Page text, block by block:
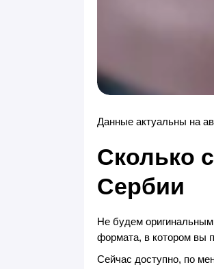
Данные актуальны на
Сколько
Сербии
Не будем
формата, в котором вы
Сейчас доступно, по